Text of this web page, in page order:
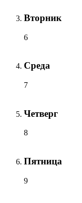
Вторник
6
Среда
7
Четверг
8
Пятница
9